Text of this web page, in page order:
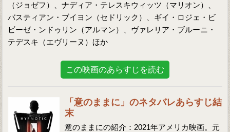
（ジョゼフ）、ナディア・テレスキウィッツ（マリオン）、
バスティアン・ブイヨン（セドリック）、ギイ・ロジェ・ビ
ビーゼ・ンドゥリン（アルマン）、ヴァレリア・ブルーニ・
テデスキ（エヴリーヌ）ほか
この映画のあらすじを読む
「意のままに」のネタバレあらすじ結
末
意のままにの紹介：2021年アメリカ映画。元